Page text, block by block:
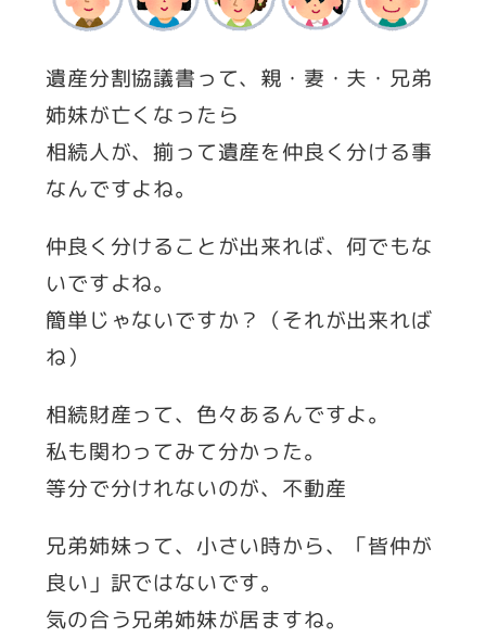
遺産分割協議書って、親・妻・夫・兄弟
姉妹が亡くなったら
相続人が、揃って遺産を仲良く分ける事
なんですよね。
仲良く分けることが出来れば、何でもな
いですよね。
簡単じゃないですか？（それが出来れば
ね）
相続財産って、色々あるんですよ。
私も関わってみて分かった。
等分で分けれないのが、不動産
兄弟姉妹って、小さい時から、「皆仲が
良い」訳ではないです。
気の合う兄弟姉妹が居ますね。